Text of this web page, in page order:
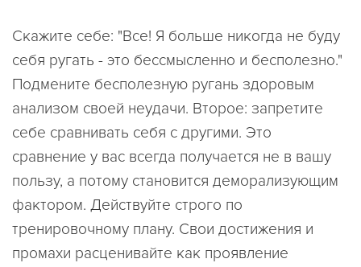
Скажите себе: "Все! Я больше никогда не буду
себя ругать - это бессмысленно и бесполезно."
Подмените бесполезную ругань здоровым
анализом своей неудачи. Второе: запретите
себе сравнивать себя с другими. Это
сравнение у вас всегда получается не в вашу
пользу, а потому становится деморализующим
фактором. Действуйте строго по
тренировочному плану. Свои достижения и
промахи расценивайте как проявление